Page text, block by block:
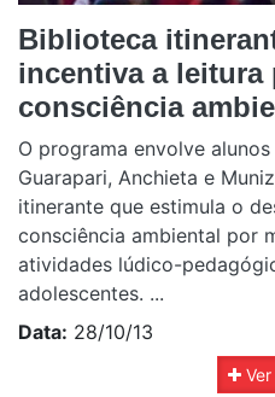
Biblioteca
incentiva a leitura
consciência
O programa envolve
Guarapari, Anchieta e
itinerante que estimula o
consciência ambiental por
atividades lúdico-
adolescentes. ...
Data: 28/10/13